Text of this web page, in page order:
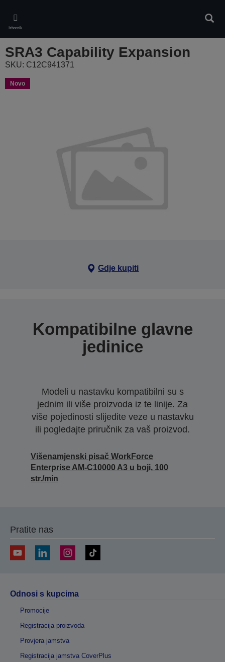
main
content
Izbornik
SRA3 Capability Expansion
SKU: C12C941371
Novo
Gdje kupiti
Kompatibilne glavne
jedinice
Modeli u nastavku kompatibilni su s
jednim ili više proizvoda iz te linije. Za
više pojedinosti slijedite veze u nastavku
ili pogledajte priručnik za vaš proizvod.
Višenamjenski pisač WorkForce
Enterprise AM-C10000 A3 u boji, 100
str./min
Pratite nas
Odnosi s kupcima
Promocije
Registracija proizvoda
Provjera jamstva
Registracija jamstva CoverPlus